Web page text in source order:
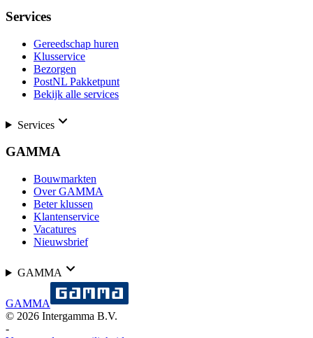
Services
Gereedschap huren
Klusservice
Bezorgen
PostNL Pakketpunt
Bekijk alle services
Services
GAMMA
Bouwmarkten
Over GAMMA
Beter klussen
Klantenservice
Vacatures
Nieuwsbrief
GAMMA
GAMMA
© 2026 Intergamma B.V.
-